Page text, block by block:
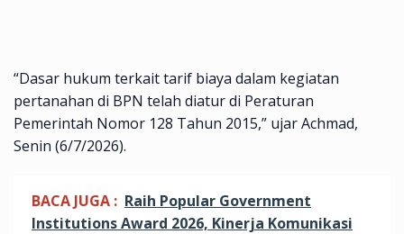
“Dasar hukum terkait tarif biaya dalam kegiatan
pertanahan di BPN telah diatur di Peraturan
Pemerintah Nomor 128 Tahun 2015,” ujar Achmad,
Senin (6/7/2026).
BACA JUGA : Raih Popular Government
Institutions Award 2026, Kinerja Komunikasi